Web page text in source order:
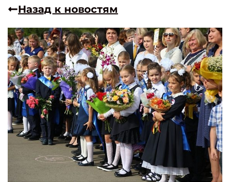
Назад к новостям